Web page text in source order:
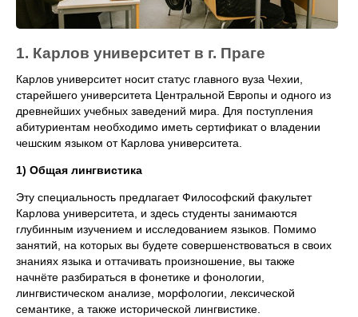
1. Карлов университет в г. Праге
Карлов университет носит статус главного вуза Чехии,
старейшего университета Центральной Европы и одного из
древнейших учебных заведений мира. Для поступления
абитуриентам необходимо иметь сертификат о владении
чешским языком от Карлова университета.
1) Общая лингвистика
Эту специальность предлагает Философский факультет
Карлова университета, и здесь студенты занимаются
глубинным изучением и исследованием языков. Помимо
занятий, на которых вы будете совершенствоваться в своих
знаниях языка и оттачивать произношение, вы также
начнёте разбираться в фонетике и фонологии,
лингвистическом анализе, морфологии, лексической
семантике, а также исторической лингвистике.